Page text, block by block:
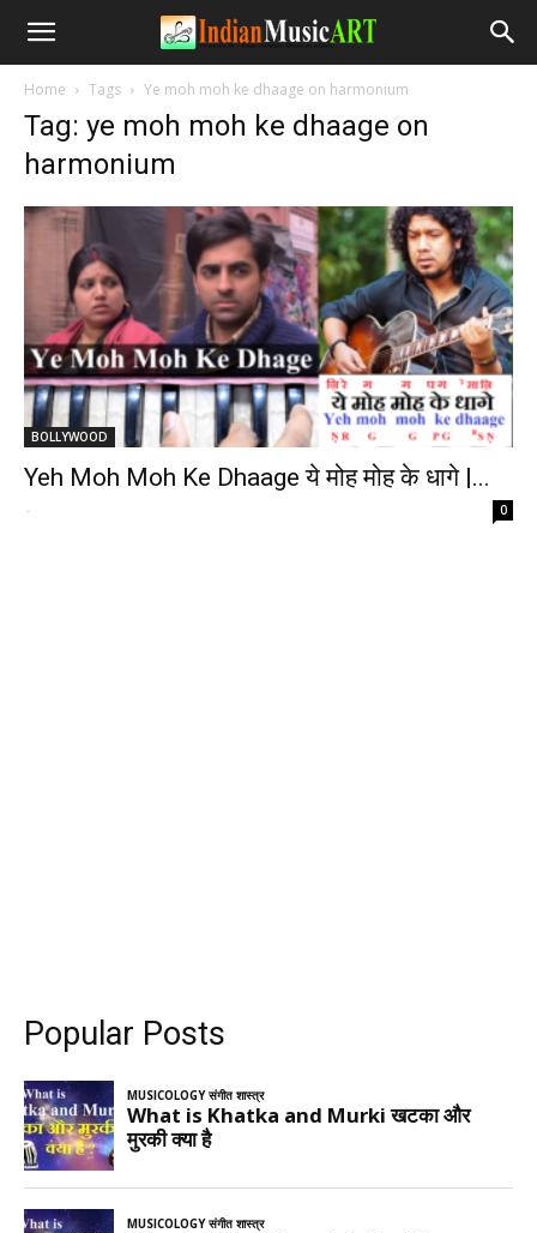
Home Tags Ye moh moh ke dhaage on harmonium
Tag: ye moh moh ke dhaage on
harmonium
BOLLYWOOD
Yeh Moh Moh Ke Dhaage ये मोह मोह के धागे |...
- 0
Popular Posts